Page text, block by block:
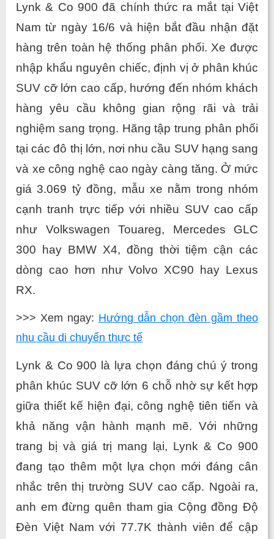
Lynk & Co 900 đã chính thức ra mắt tại Việt
Nam từ ngày 16/6 và hiện bắt đầu nhận đặt
hàng trên toàn hệ thống phân phối. Xe được
nhập khẩu nguyên chiếc, định vị ở phân khúc
SUV cỡ lớn cao cấp, hướng đến nhóm khách
hàng yêu cầu không gian rộng rãi và trải
nghiệm sang trọng. Hãng tập trung phân phối
tại các đô thị lớn, nơi nhu cầu SUV hạng sang
và xe công nghệ cao ngày càng tăng. Ở mức
giá 3.069 tỷ đồng, mẫu xe nằm trong nhóm
cạnh tranh trực tiếp với nhiều SUV cao cấp
như Volkswagen Touareg, Mercedes GLC
300 hay BMW X4, đồng thời tiệm cận các
dòng cao hơn như Volvo XC90 hay Lexus
RX.
>>> Xem ngay: Hướng dẫn chọn đèn gầm theo
nhu cầu di chuyển thực tế
Lynk & Co 900 là lựa chọn đáng chú ý trong
phân khúc SUV cỡ lớn 6 chỗ nhờ sự kết hợp
giữa thiết kế hiện đại, công nghệ tiên tiến và
khả năng vận hành mạnh mẽ. Với những
trang bị và giá trị mang lại, Lynk & Co 900
đang tạo thêm một lựa chọn mới đáng cân
nhắc trên thị trường SUV cao cấp. Ngoài ra,
anh em đừng quên tham gia Cộng đồng Độ
Đèn Việt Nam với 77.7K thành viên để cập